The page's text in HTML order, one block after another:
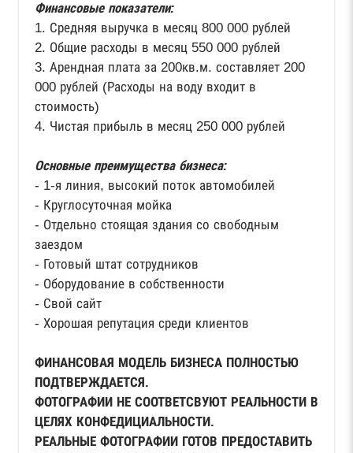
Финансовые показатели:
1. Средняя выручка в месяц 800 000 рублей
2. Общие расходы в месяц 550 000 рублей
3. Арендная плата за 200кв.м. составляет 200
000 рублей (Расходы на воду входит в
стоимость)
4. Чистая прибыль в месяц 250 000 рублей
Основные преимущества бизнеса:
- 1-я линия, высокий поток автомобилей
- Круглосуточная мойка
- Отдельно стоящая здания со свободным
заездом
- Готовый штат сотрудников
- Оборудование в собственности
- Свой сайт
- Хорошая репутация среди клиентов
ФИНАНСОВАЯ МОДЕЛЬ БИЗНЕСА ПОЛНОСТЬЮ
ПОДТВЕРЖДАЕТСЯ.
ФОТОГРАФИИ НЕ СООТВЕТСВУЮТ РЕАЛЬНОСТИ В
ЦЕЛЯХ КОНФЕДИЦИАЛЬНОСТИ.
РЕАЛЬНЫЕ ФОТОГРАФИИ ГОТОВ ПРЕДОСТАВИТЬ